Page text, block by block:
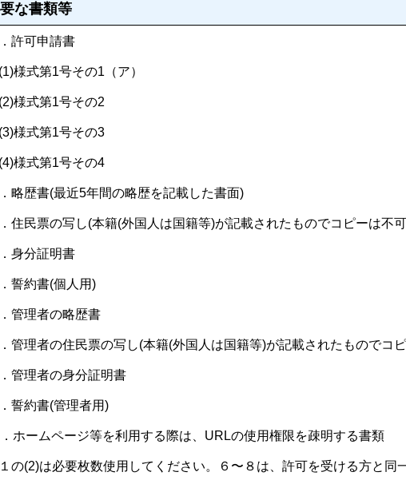
な書類等
許可申請書
様式第1号その1（ア）
様式第1号その2
様式第1号その3
様式第1号その4
略歴書(最近5年間の略歴を記載した書面)
住民票の写し(本籍(外国人は国籍等)が記載されたものでコピーは不
身分証明書
誓約書(個人用)
管理者の略歴書
管理者の住民票の写し(本籍(外国人は国籍等)が記載されたものでコ
管理者の身分証明書
誓約書(管理者用)
ホームページ等を利用する際は、URLの使用権限を疎明する書類
の(2)は必要枚数使用してください。６〜８は、許可を受ける方と同